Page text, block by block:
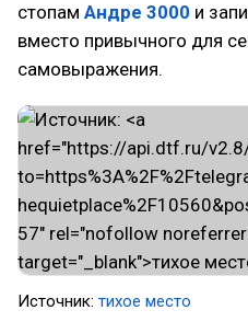
стопам Андре 3000 и
вместо привычного для
самовыражения.
Источник: тихое место